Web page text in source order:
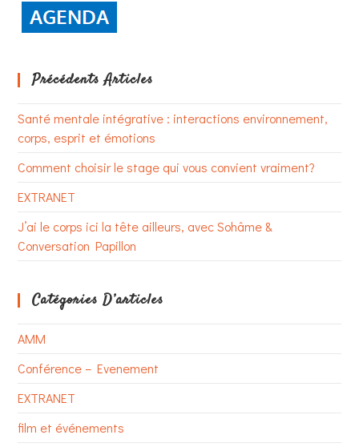
Précédents Articles
Santé mentale intégrative : interactions environnement,
corps, esprit et émotions
Comment choisir le stage qui vous convient vraiment?
EXTRANET
J’ai le corps ici la tête ailleurs, avec Sohâme &
Conversation Papillon
Catégories D’articles
AMM
Conférence – Evenement
EXTRANET
film et événements